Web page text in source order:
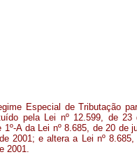
Especial de Tributação
pela Lei nº 12.599, de
A da Lei nº 8.685, de 20 de
2001; e altera a Lei nº
2001.